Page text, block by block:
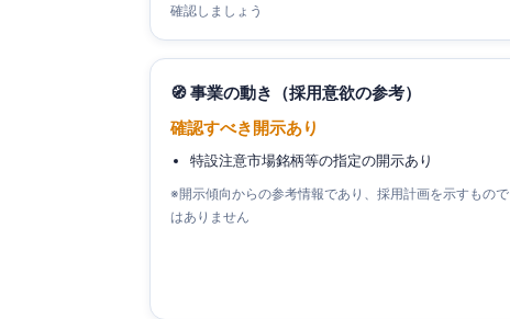
確認しましょう
🧭 事業の動き（採用意欲の参考）
確認すべき開示あり
特設注意市場銘柄等の指定の開示あり
※開示傾向からの参考情報であり、採用計画を示すもので
はありません